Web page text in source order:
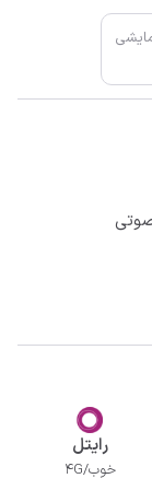
رایتل
خوب/4G